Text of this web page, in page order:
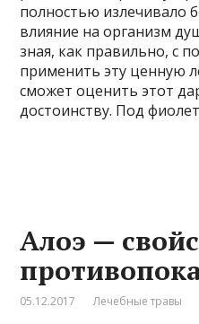
полностью излечивало
влияние на организм
зная, как правильно, с
применить эту ценную
сможет оценить этот
достоинству. Под
Алоэ —
05.12.2017 Лечебные травы